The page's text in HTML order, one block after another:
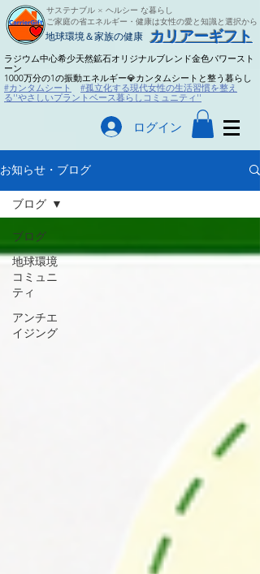
​地球環境＆家族の健康 ​カリアーギフト
サステナブル × ヘルシー な暮らし
ご家庭の省エネルギー・健康は女性の愛と知識と選択から
ラジウム中心希少天然鉱石オリジナルブレンド金色パワースト
ーン
​1000万分の1の振動エネルギー💎カンタムシートと整う暮らし
#カンタムシート
#孤立化する現代女性の生活習慣を整え
る''やさしいプラントベース暮らしコミュニティ''
ログイン
お知らせ・ブログ
ブログ
地球環境
コミュニ
ティ
アンチエ
イジング
ブログ